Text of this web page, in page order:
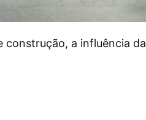
construção, a influência da